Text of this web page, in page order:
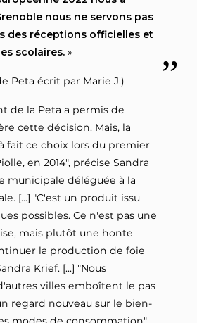
nous ne servons pas
des réceptions officielles et
scolaires. »
Peta écrit par Marie J.)
de la Peta a permis de
cette décision. Mais, la
fait ce choix lors du premier
en 2014", précise Sandra
municipale déléguée à la
[...] "C'est un produit issu
possibles. Ce n'est pas une
mais plutôt une honte
la production de foie
Krief. [...] "Nous
villes emboîtent le pas
regard nouveau sur le bien-